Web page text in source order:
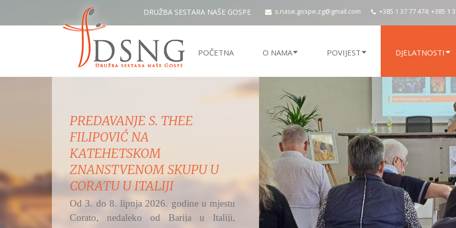
DRUŽBA SESTARA NAŠE GOSPE s.nase.gospe.zg@gmail.com +385 1 37 77 474; +385 1
POČETNA O NAMA POVIJEST DJELATNOSTI
MISNO SLAVLJE IZ ŽUPE
UZVIŠENJA SV. KRIŽA,
OSIJEK - RETFALA I
PREDSTAVLJANJE DSNG
Hrvatski katolički radio na Bijelu nedjelju
i svetkovinu Božjega milosrđa prenosi
svetu misu...